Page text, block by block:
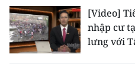
Bắc Trung Bộ
Duyên hải Nam Trung Bộ
[Video]
nhập cư
lưng với